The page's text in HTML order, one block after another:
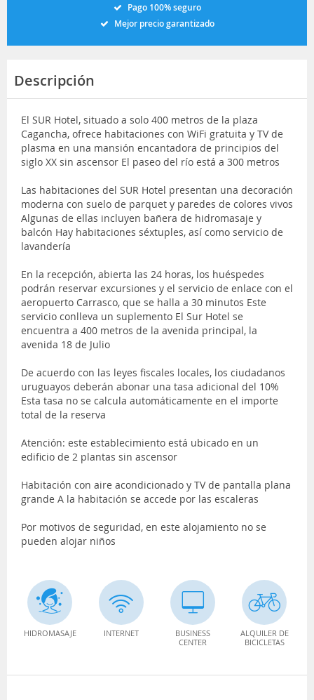
Pago 100% seguro
Mejor precio garantizado
Descripción
El SUR Hotel, situado a solo 400 metros de la plaza
Cagancha, ofrece habitaciones con WiFi gratuita y TV de
plasma en una mansión encantadora de principios del
siglo XX sin ascensor El paseo del río está a 300 metros
Las habitaciones del SUR Hotel presentan una decoración
moderna con suelo de parquet y paredes de colores vivos
Algunas de ellas incluyen bañera de hidromasaje y
balcón Hay habitaciones séxtuples, así como servicio de
lavandería
En la recepción, abierta las 24 horas, los huéspedes
podrán reservar excursiones y el servicio de enlace con el
aeropuerto Carrasco, que se halla a 30 minutos Este
servicio conlleva un suplemento El Sur Hotel se
encuentra a 400 metros de la avenida principal, la
avenida 18 de Julio
De acuerdo con las leyes fiscales locales, los ciudadanos
uruguayos deberán abonar una tasa adicional del 10%
Esta tasa no se calcula automáticamente en el importe
total de la reserva
Atención: este establecimiento está ubicado en un
edificio de 2 plantas sin ascensor
Habitación con aire acondicionado y TV de pantalla plana
grande A la habitación se accede por las escaleras
Por motivos de seguridad, en este alojamiento no se
pueden alojar niños
HIDROMASAJE INTERNET
BUSINESS
CENTER
ALQUILER DE
BICICLETAS